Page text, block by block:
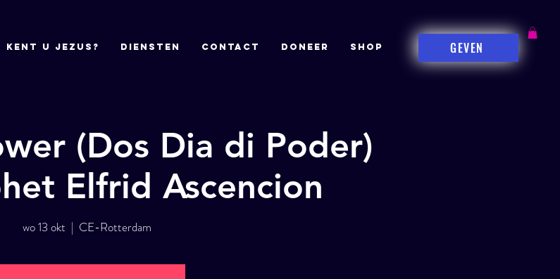
Kent u Jezus? DIENSTEN CONTACT DONEER Shop GEVEN
(Dos Dia di Poder)
Elfrid Ascencion
wo 13 okt
  |
CE-Rotterdam